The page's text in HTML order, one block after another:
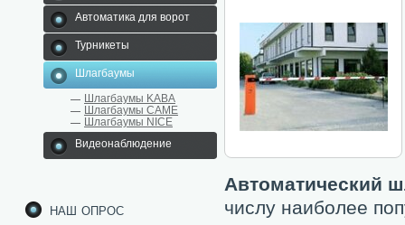
Автоматика для ворот
Турникеты
Шлагбаумы
Шлагбаумы KABA
Шлагбаумы CAME
Шлагбаумы NICE
Видеонаблюдение
наш опрос
Автоматический
числу наиболее